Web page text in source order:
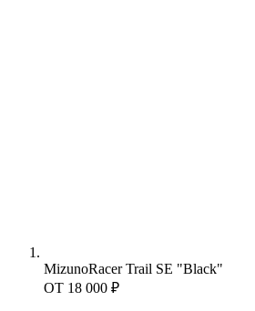
MizunoRacer Trail SE "Black"
ОТ 18 000 ₽